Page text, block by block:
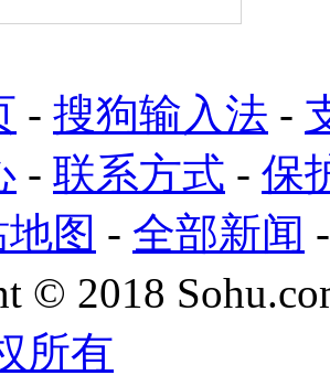
- 搜狗输入法 -
- 联系方式 - 保
图 - 全部新闻
© 2018
所有